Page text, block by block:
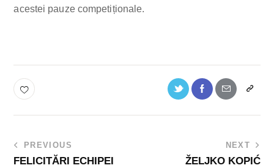
acestei pauze competiționale.
PREVIOUS
FELICITĂRI ECHIPEI
NEXT
ŽELJKO KOPIĆ